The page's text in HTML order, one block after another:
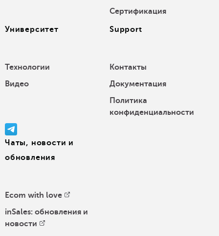
Сертификация
Университет
Технологии
Видео
Support
Контакты
Документация
Политика
конфиденциальности
Чаты, новости и
обновления
Ecom with love
inSales: обновления и
новости